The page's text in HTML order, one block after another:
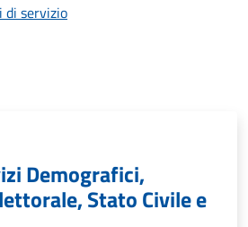
di servizio
Demografici,
Stato Civile e